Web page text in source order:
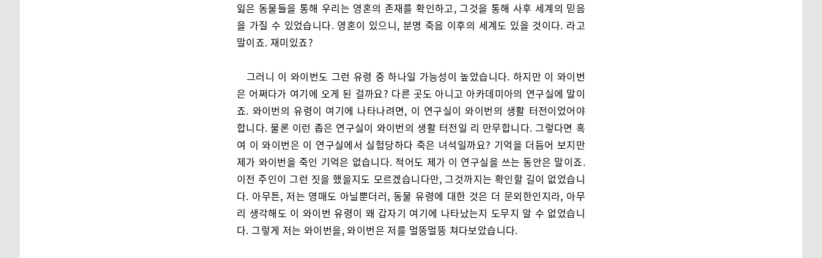
잃은 동물들을 통해 우리는 영혼의 존재를 확인하고, 그것을 통해 사후 세계의 믿음
을 가질 수 있었습니다. 영혼이 있으니, 분명 죽음 이후의 세계도 있을 것이다. 라고
말이죠. 재미있죠?
​그러니 이 와이번도 그런 유령 중 하나일 가능성이 높았습니다. 하지만 이 와이번
은 어쩌다가 여기에 오게 된 걸까요? 다른 곳도 아니고 아카데미아의 연구실에 말이
죠. 와이번의 유령이 여기에 나타나려면, 이 연구실이 와이번의 생활 터전이었어야
합니다. 물론 이런 좁은 연구실이 와이번의 생활 터전일 리 만무합니다. 그렇다면 혹
여 이 와이번은 이 연구실에서 실험당하다 죽은 녀석일까요? 기억을 더듬어 보지만
제가 와이번을 죽인 기억은 없습니다. 적어도 제가 이 연구실을 쓰는 동안은 말이죠.
이전 주인이 그런 짓을 했을지도 모르겠습니다만, 그것까지는 확인할 길이 없었습니
다. 아무튼, 저는 영매도 아닐뿐더러, 동물 유령에 대한 것은 더 문외한인지라, 아무
리 생각해도 이 와이번 유령이 왜 갑자기 여기에 나타났는지 도무지 알 수 없었습니
다. 그렇게 저는 와이번을, 와이번은 저를 멀뚱멀뚱 쳐다보았습니다.